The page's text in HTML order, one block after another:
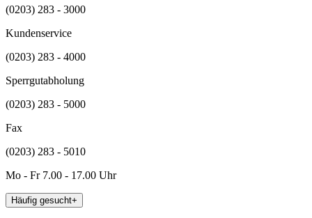
(0203) 283 - 3000
Kundenservice
(0203) 283 - 4000
Sperrgutabholung
(0203) 283 - 5000
Fax
(0203) 283 - 5010
Mo - Fr 7.00 - 17.00 Uhr
Häufig gesucht+